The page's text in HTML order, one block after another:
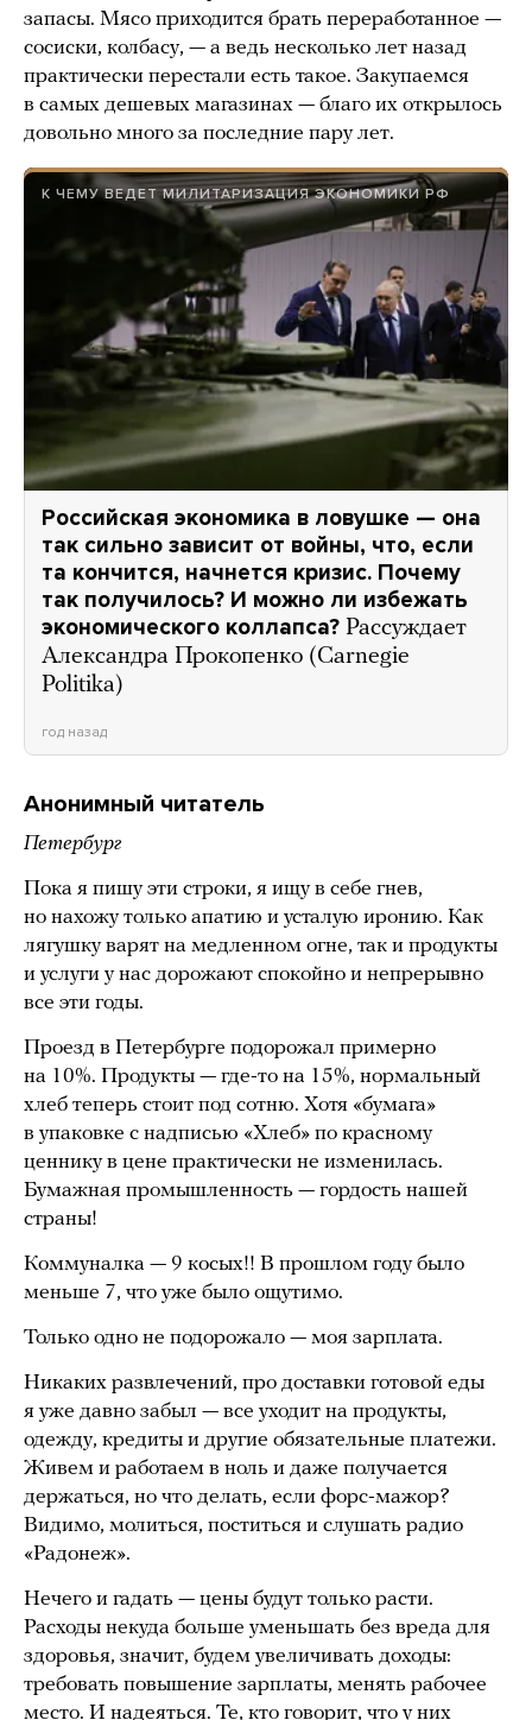
запасы. Мясо приходится брать переработанное —
сосиски, колбасу, — а ведь несколько лет назад
практически перестали есть такое. Закупаемся
в самых дешевых магазинах — благо их открылось
довольно много за последние пару лет.
К ЧЕМУ ВЕДЕТ МИЛИТАРИЗАЦИЯ ЭКОНОМИКИ РФ
Российская экономика в ловушке — она
так сильно зависит от войны, что, если
та кончится, начнется кризис. Почему
так получилось? И можно ли избежать
экономического коллапса? Рассуждает
Александра Прокопенко (Carnegie
Politika)
год назад
Анонимный читатель
Петербург
Пока я пишу эти строки, я ищу в себе гнев,
но нахожу только апатию и усталую иронию. Как
лягушку варят на медленном огне, так и продукты
и услуги у нас дорожают спокойно и непрерывно
все эти годы.
Проезд в Петербурге подорожал примерно
на 10%. Продукты — где-то на 15%, нормальный
хлеб теперь стоит под сотню. Хотя «бумага»
в упаковке с надписью «Хлеб» по красному
ценнику в цене практически не изменилась.
Бумажная промышленность — гордость нашей
страны!
Коммуналка — 9 косых!! В прошлом году было
меньше 7, что уже было ощутимо.
Только одно не подорожало — моя зарплата.
Никаких развлечений, про доставки готовой еды
я уже давно забыл — все уходит на продукты,
одежду, кредиты и другие обязательные платежи.
Живем и работаем в ноль и даже получается
держаться, но что делать, если форс-мажор?
Видимо, молиться, поститься и слушать радио
«Радонеж».
Нечего и гадать — цены будут только расти.
Расходы некуда больше уменьшать без вреда для
здоровья, значит, будем увеличивать доходы:
требовать повышение зарплаты, менять рабочее
место. И надеяться. Те, кто говорит, что у них